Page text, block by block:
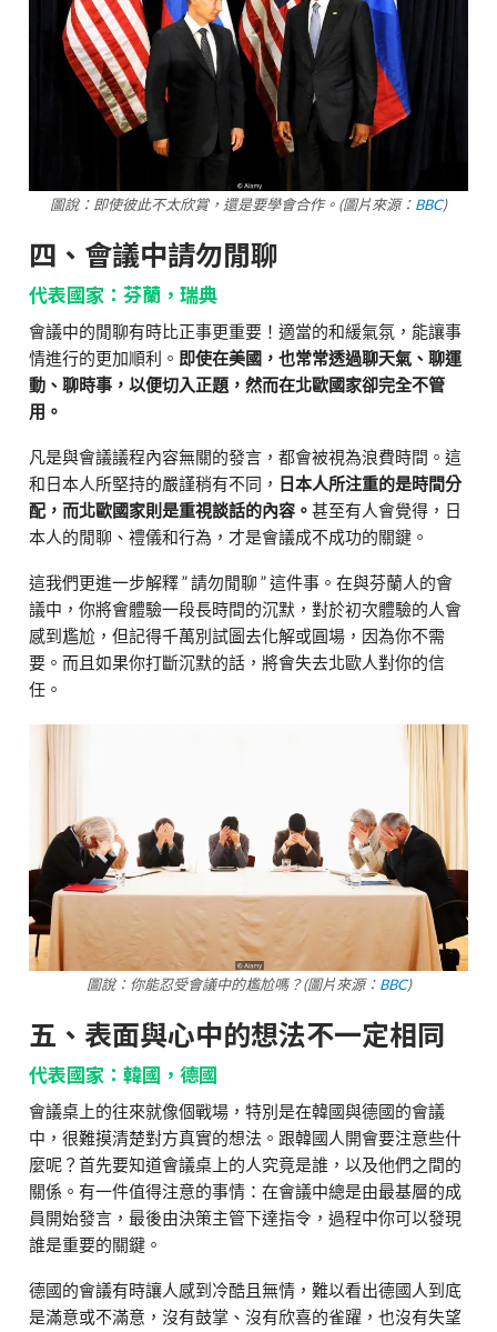
圖說：即使彼此不太欣賞，還是要學會合作。(圖片來源： BBC)
四、會議中請勿閒聊
代表國家：芬蘭，瑞典
會議中的閒聊有時比正事更重要！適當的和緩氣氛，能讓事
情進行的更加順利。 即使在美國，也常常透過聊天氣、聊運
動、聊時事，以便切入正題，然而在北歐國家卻完全不管
用。
凡是與會議議程內容無關的發言，都會被視為浪費時間。這
和日本人所堅持的嚴謹稍有不同， 日本人所注重的是時間分
配，而北歐國家則是重視談話的內容。甚至有人會覺得，日
本人的閒聊、禮儀和行為，才是會議成不成功的關鍵。
這我們更進一步解釋 ” 請勿閒聊 ” 這件事。在與芬蘭人的會
議中，你將會體驗一段長時間的沉默，對於初次體驗的人會
感到尷尬，但記得千萬別試圖去化解或圓場，因為你不需
要。而且如果你打斷沉默的話，將會失去北歐人對你的信
任。
圖說：你能忍受會議中的尷尬嗎？(圖片來源： BBC)
五、表面與心中的想法不一定相同
代表國家：韓國，德國
會議桌上的往來就像個戰場，特別是在韓國與德國的會議
中，很難摸清楚對方真實的想法。跟韓國人開會要注意些什
麼呢？首先要知道會議桌上的人究竟是誰，以及他們之間的
關係。有一件值得注意的事情：在會議中總是由最基層的成
員開始發言，最後由決策主管下達指令，過程中你可以發現
誰是重要的關鍵。
德國的會議有時讓人感到冷酷且無情，難以看出德國人到底
是滿意或不滿意，沒有鼓掌、沒有欣喜的雀躍，也沒有失望